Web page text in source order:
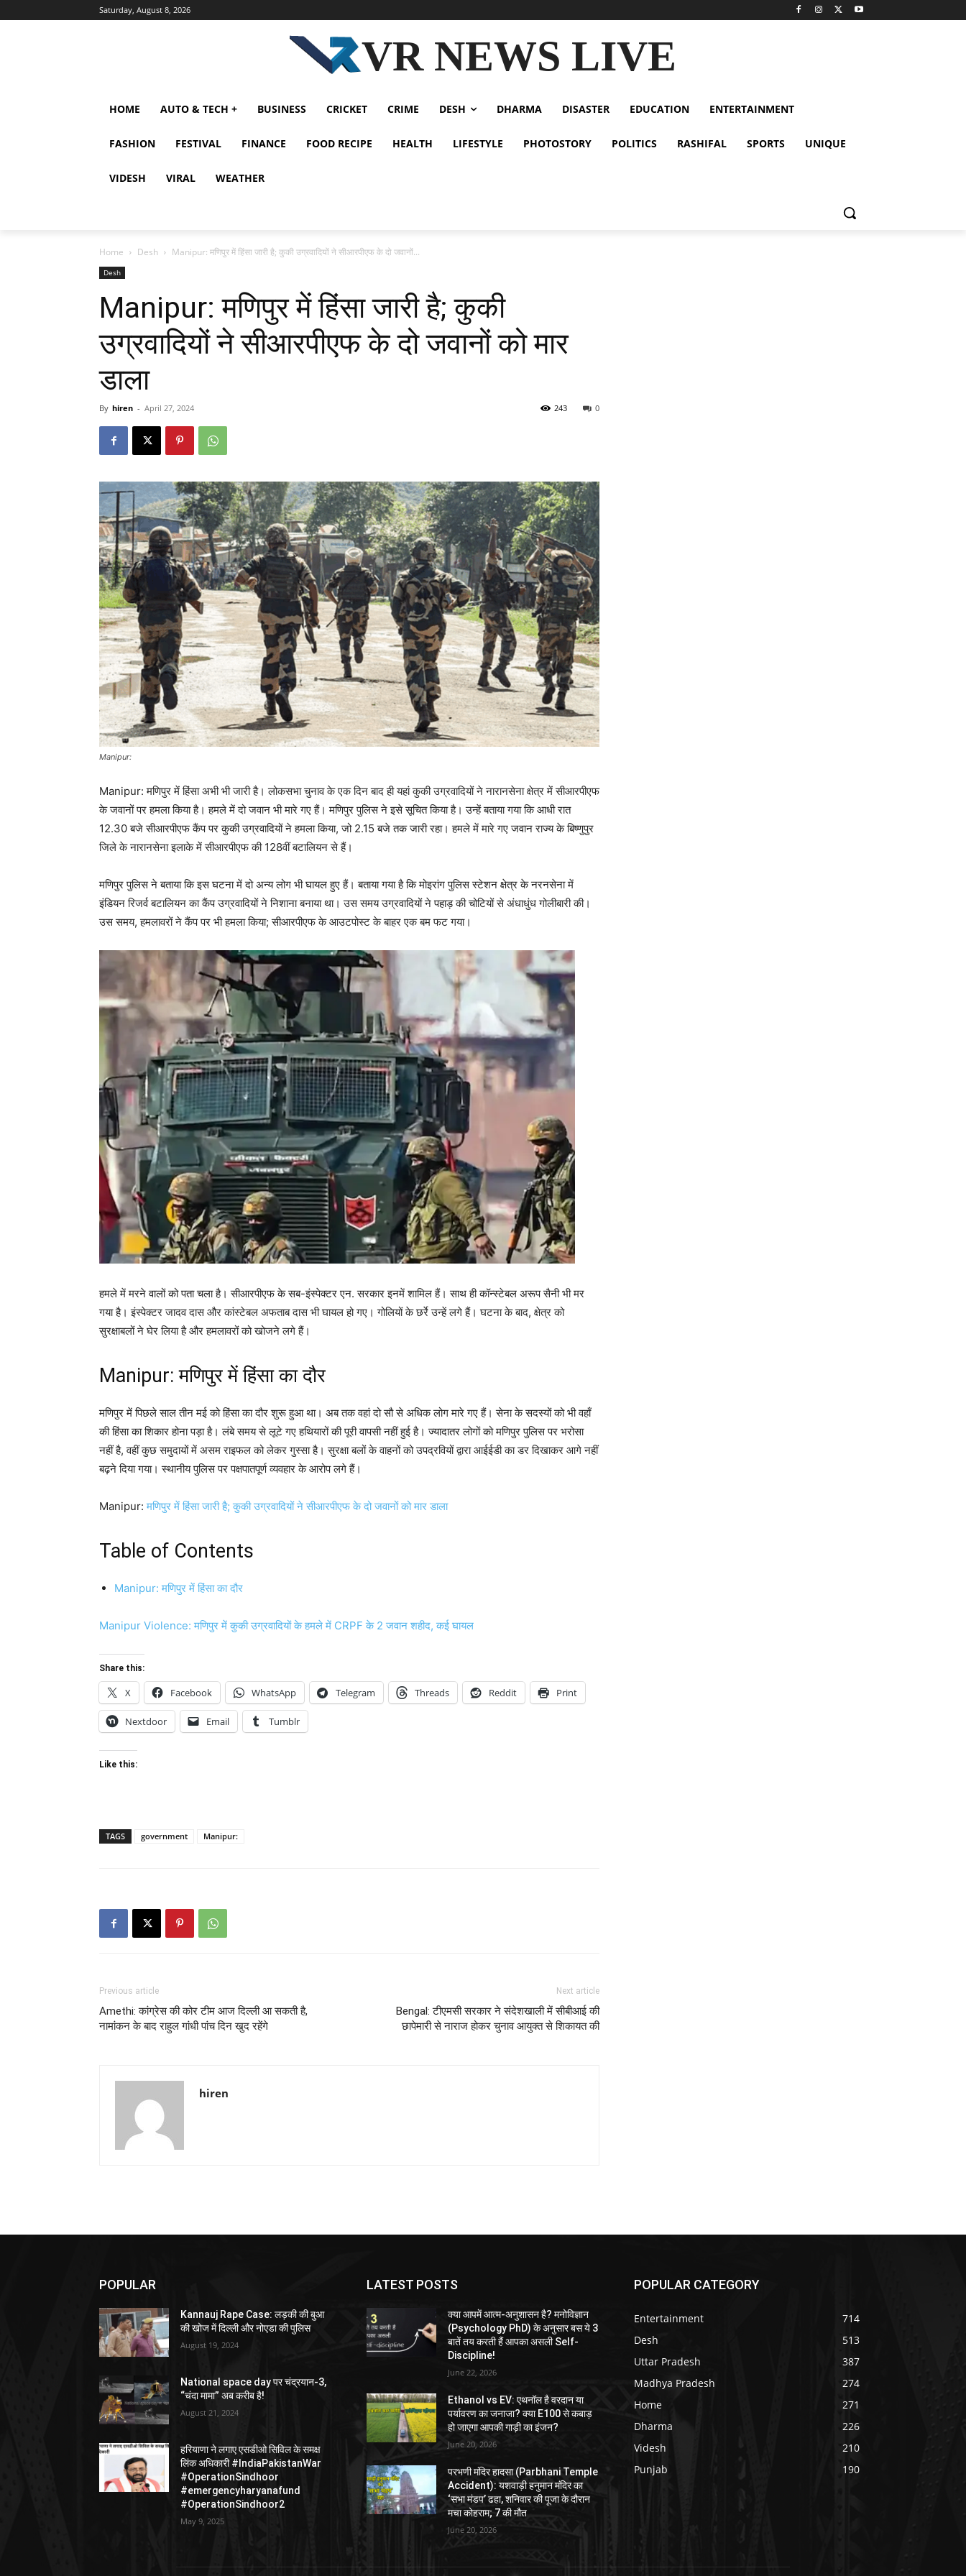
Saturday, August 8, 2026
VR NEWS LIVE
HOME AUTO & TECH + BUSINESS CRICKET CRIME DESH DHARMA DISASTER EDUCATION ENTERTAINMENT
FASHION FESTIVAL FINANCE FOOD RECIPE HEALTH LIFESTYLE PHOTOSTORY POLITICS RASHIFAL SPORTS UNIQUE
VIDESH VIRAL WEATHER
Home Desh Manipur: मणिपुर में हिंसा जारी है; कुकी उग्रवादियों ने सीआरपीएफ के दो जवानों...
Desh
Manipur: मणिपुर में हिंसा जारी है; कुकी
उग्रवादियों ने सीआरपीएफ के दो जवानों को मार
डाला
By hiren - April 27, 2024 0
243
Manipur:
Manipur: मणिपुर में हिंसा अभी भी जारी है। लोकसभा चुनाव के एक दिन बाद ही यहां कुकी उग्रवादियों ने नारानसेना क्षेत्र में सीआरपीएफ
के जवानों पर हमला किया है। हमले में दो जवान भी मारे गए हैं। मणिपुर पुलिस ने इसे सूचित किया है। उन्हें बताया गया कि आधी रात
12.30 बजे सीआरपीएफ कैंप पर कुकी उग्रवादियों ने हमला किया, जो 2.15 बजे तक जारी रहा। हमले में मारे गए जवान राज्य के बिष्णुपुर
जिले के नारानसेना इलाके में सीआरपीएफ की 128वीं बटालियन से हैं।
मणिपुर पुलिस ने बताया कि इस घटना में दो अन्य लोग भी घायल हुए हैं। बताया गया है कि मोइरांग पुलिस स्टेशन क्षेत्र के नरनसेना में
इंडियन रिजर्व बटालियन का कैंप उग्रवादियों ने निशाना बनाया था। उस समय उग्रवादियों ने पहाड़ की चोटियों से अंधाधुंध गोलीबारी की।
उस समय, हमलावरों ने कैंप पर भी हमला किया; सीआरपीएफ के आउटपोस्ट के बाहर एक बम फट गया।
हमले में मरने वालों को पता चला है। सीआरपीएफ के सब-इंस्पेक्टर एन. सरकार इनमें शामिल हैं। साथ ही कॉन्स्टेबल अरूप सैनी भी मर
गया है। इंस्पेक्टर जादव दास और कांस्टेबल अफताब दास भी घायल हो गए। गोलियों के छर्रे उन्हें लगे हैं। घटना के बाद, क्षेत्र को
सुरक्षाबलों ने घेर लिया है और हमलावरों को खोजने लगे हैं।
Manipur: मणिपुर में हिंसा का दौर
मणिपुर में पिछले साल तीन मई को हिंसा का दौर शुरू हुआ था। अब तक वहां दो सौ से अधिक लोग मारे गए हैं। सेना के सदस्यों को भी वहाँ
की हिंसा का शिकार होना पड़ा है। लंबे समय से लूटे गए हथियारों की पूरी वापसी नहीं हुई है। ज्यादातर लोगों को मणिपुर पुलिस पर भरोसा
नहीं है, वहीं कुछ समुदायों में असम राइफल को लेकर गुस्सा है। सुरक्षा बलों के वाहनों को उपद्रवियों द्वारा आईईडी का डर दिखाकर आगे नहीं
बढ़ने दिया गया। स्थानीय पुलिस पर पक्षपातपूर्ण व्यवहार के आरोप लगे हैं।
Manipur:मणिपुर में हिंसा जारी है; कुकी उग्रवादियों ने सीआरपीएफ के दो जवानों को मार डाला
Table of Contents
Manipur: मणिपुर में हिंसा का दौर
Manipur Violence: मणिपुर में कुकी उग्रवादियों के हमले में CRPF के 2 जवान शहीद, कई घायल
Share this:
X Facebook WhatsApp Telegram Threads Reddit Print
Nextdoor Email Tumblr
Like this:
TAGS government Manipur:
Previous article
Amethi: कांग्रेस की कोर टीम आज दिल्ली आ सकती है,
नामांकन के बाद राहुल गांधी पांच दिन खुद रहेंगे
Next article
Bengal: टीएमसी सरकार ने संदेशखाली में सीबीआई की
छापेमारी से नाराज होकर चुनाव आयुक्त से शिकायत की
hiren
POPULAR
Kannauj Rape Case: लड़की की बुआ
की खोज में दिल्ली और नोएडा की पुलिस
August 19, 2024
National space day पर चंद्रयान-3,
“चंदा मामा” अब करीब है!
August 21, 2024
हरियाणा ने लगाए एसडीओ सिविल के समक्ष
लिंक अधिकारी #IndiaPakistanWar
#OperationSindhoor
#emergencyharyanafund
#OperationSindhoor2
May 9, 2025
LATEST POSTS
क्या आपमें आत्म-अनुशासन है? मनोविज्ञान
(Psychology PhD) के अनुसार बस ये 3
बातें तय करती हैं आपका असली Self-
Discipline!
June 22, 2026
Ethanol vs EV: एथनॉल है वरदान या
पर्यावरण का जनाजा? क्या E100 से कबाड़
हो जाएगा आपकी गाड़ी का इंजन?
June 20, 2026
परभणी मंदिर हादसा (Parbhani Temple
Accident): यशवाड़ी हनुमान मंदिर का
‘सभा मंडप’ ढहा, शनिवार की पूजा के दौरान
मचा कोहराम; 7 की मौत
June 20, 2026
POPULAR CATEGORY
Entertainment
714
Desh
513
Uttar Pradesh
387
Madhya Pradesh
274
Home
271
Dharma
226
Videsh
210
Punjab
190